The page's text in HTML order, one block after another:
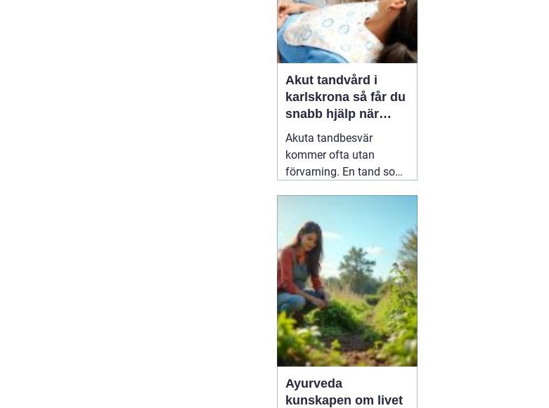
Akut tandvård i
karlskrona så får du
snabb hjälp när
tanden krisar
Akuta tandbesvär
kommer ofta utan
förvarning. En tand som
du knappt kan sova. En
fyllning kan lossna
lagom till helgen, eller en
tand kan skadas vid en
olycka. I sådana lägen
söker många på04 juni
2026
Ayurveda
kunskapen om livet